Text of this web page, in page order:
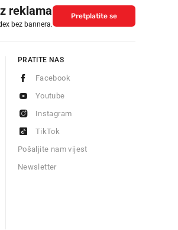
reklama
bez bannera.
Pretplatite se
PRATITE NAS
Facebook
Youtube
Instagram
TikTok
Pošaljite nam vijest
Newsletter